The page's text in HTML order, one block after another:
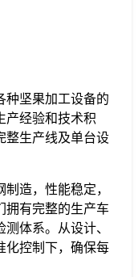
种坚果加工设备的
产经验和技术积
整生产线及单台设
造，性能稳定，
拥有完整的生产车
体系。从设计、
化控制下，确保每